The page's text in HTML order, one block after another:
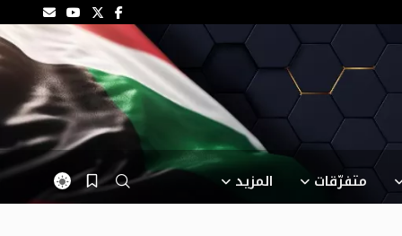
متفرّقات المزيد